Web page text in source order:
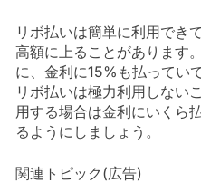
リボ払いは簡単に利用でき
高額に上ることがあります
に、金利に15%も払ってい
リボ払いは極力利用しない
用する場合は金利にいくら
るようにしましょう。
関連トピック(広告)